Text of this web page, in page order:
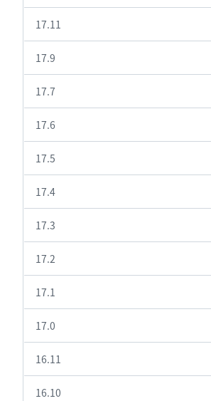
17.11
17.9
17.7
17.6
17.5
17.4
17.3
17.2
17.1
17.0
16.11
16.10